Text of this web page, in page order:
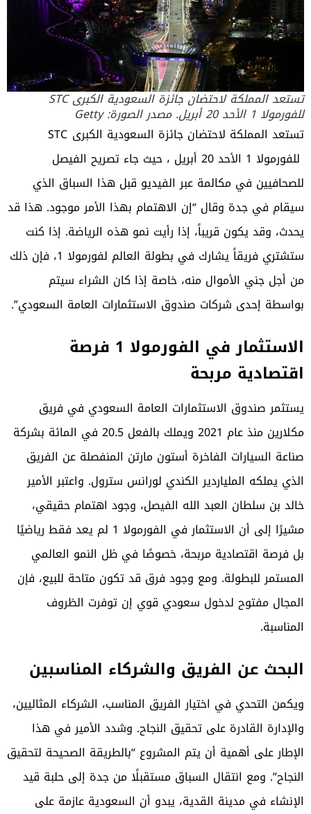
تستعد المملكة لاحتضان جائزة السعودية الكبرى STC
للفورمولا 1 الأحد 20 أبريل. مصدر الصورة: Getty
تستعد المملكة لاحتضان جائزة السعودية الكبرى STC
للفورمولا 1
الأحد 20 أبريل ، حيث جاء تصريح الفيصل
للصحافيين في مكالمة عبر الفيديو قبل هذا السباق الذي
سيقام في جدة وقال “إن الاهتمام بهذا الأمر موجود. هذا قد
يحدث، وقد يكون قريباً، إذا رأيت نمو هذه الرياضة. إذا كنت
ستشتري فريقاً يشارك في بطولة العالم لفورمولا 1، فإن ذلك
من أجل جني الأموال منه، خاصة إذا كان الشراء سيتم
بواسطة إحدى شركات صندوق الاستثمارات العامة السعودي”.
الاستثمار في الفورمولا 1 فرصة
اقتصادية مربحة
يستثمر صندوق الاستثمارات العامة السعودي في فريق
مكلارين منذ عام 2021 ويملك بالفعل 20.5 في المائة بشركة
صناعة السيارات الفاخرة أستون مارتن المنفصلة عن الفريق
الذي يملكه الملياردير الكندي لورانس سترول. واعتبر الأمير
خالد بن سلطان العبد الله الفيصل، وجود اهتمام حقيقي،
مشيرًا إلى أن الاستثمار في الفورمولا 1
لم يعد فقط رياضيًا
بل فرصة اقتصادية مربحة، خصوصًا في ظل النمو العالمي
المستمر للبطولة. ومع وجود فرق قد تكون متاحة للبيع، فإن
المجال مفتوح لدخول سعودي قوي إن توفرت الظروف
المناسبة.
البحث عن الفريق والشركاء المناسبين
ويكمن التحدي في اختيار الفريق المناسب، الشركاء المثاليين،
والإدارة القادرة على تحقيق النجاح. وشدد الأمير في هذا
الإطار على أهمية أن يتم المشروع “بالطريقة الصحيحة لتحقيق
النجاح”. ومع انتقال السباق مستقبلًا من جدة إلى حلبة قيد
الإنشاء في مدينة القدية، يبدو أن السعودية عازمة على